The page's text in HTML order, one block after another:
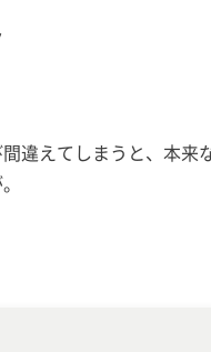
違えてしまうと、本来